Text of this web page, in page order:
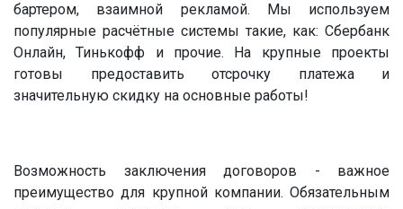
бартером, взаимной рекламой. Мы используем
популярные расчётные системы такие, как: Сбербанк
Онлайн, Тинькофф и прочие. На крупные проекты
готовы предоставить отсрочку платежа и
значительную скидку на основные работы!
Возможность заключения договоров - важное
преимущество для крупной компании. Обязательным